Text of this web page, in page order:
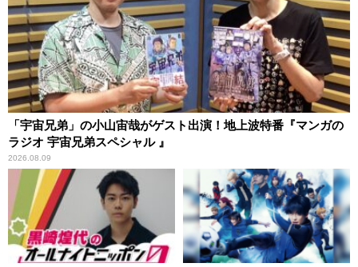
「宇宙兄弟」の小山宙哉がゲスト出演！地上波特番『マンガの
ラジオ 宇宙兄弟スペシャル 』
2026.08.09